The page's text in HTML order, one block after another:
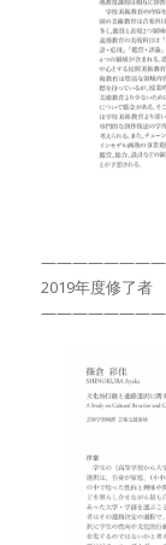
2019年度修了者